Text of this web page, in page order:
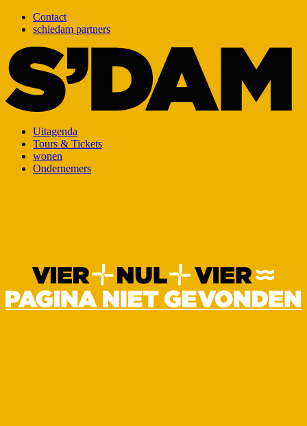
Contact
schiedam partners
Uitagenda
Tours & Tickets
wonen
Ondernemers